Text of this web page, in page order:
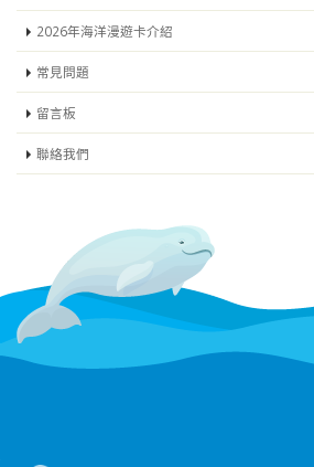
2026年海洋漫遊卡介紹
常見問題
留言板
聯絡我們